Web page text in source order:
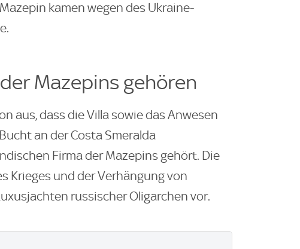
kamen wegen des Ukraine-
Mazepins gehören
aus, dass die Villa sowie das Anwesen
an der Costa Smeralda
Firma der Mazepins gehört. Die
Krieges und der Verhängung von
russischer Oligarchen vor.